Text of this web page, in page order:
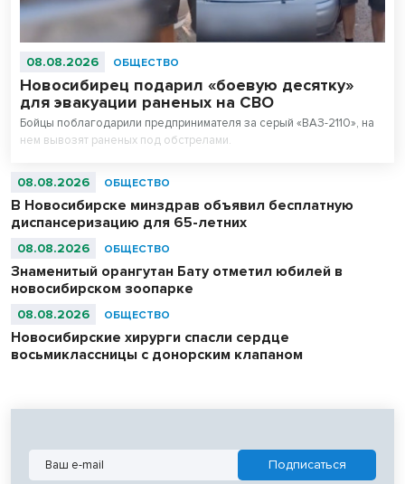
08.08.2026 ОБЩЕСТВО
Новосибирец подарил «боевую десятку»
для эвакуации раненых на СВО
Бойцы поблагодарили предпринимателя за серый «ВАЗ-2110», на
нем вывозят раненых под обстрелами.
08.08.2026 ОБЩЕСТВО
В Новосибирске минздрав объявил бесплатную
диспансеризацию для 65-летних
08.08.2026 ОБЩЕСТВО
Знаменитый орангутан Бату отметил юбилей в
новосибирском зоопарке
08.08.2026 ОБЩЕСТВО
Новосибирские хирурги спасли сердце
восьмиклассницы с донорским клапаном